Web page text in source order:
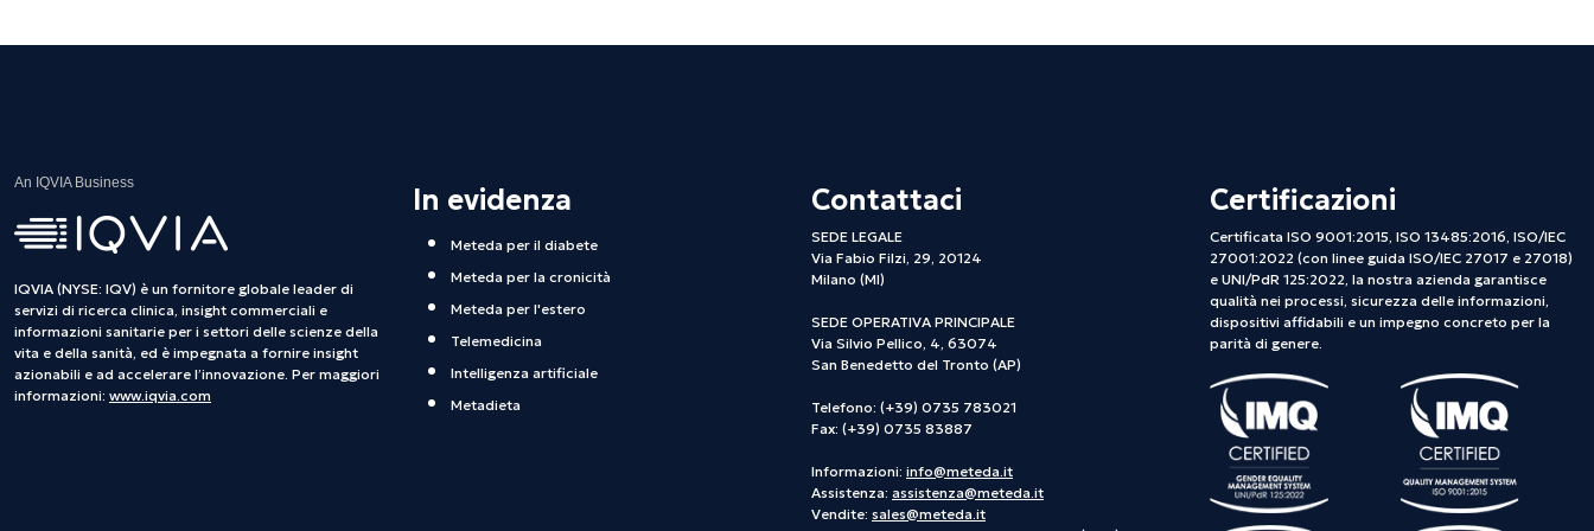
An IQVIA Business
IQVIA (NYSE: IQV) è un fornitore globale leader di
servizi di ricerca clinica, insight commerciali e
informazioni sanitarie per i settori delle scienze della
vita e della sanità, ed è impegnata a fornire insight
azionabili e ad accelerare l’innovazione. Per maggiori
informazioni: www.iqvia.com
In evidenza
Meteda per il diabete
Meteda per la cronicità
Meteda per l'estero
Telemedicina
Intelligenza artificiale
Metadieta
Contattaci
SEDE LEGALE
Via Fabio Filzi, 29, 20124
Milano (MI)
SEDE OPERATIVA PRINCIPALE
Via Silvio Pellico, 4, 63074
San Benedetto del Tronto (AP)
Telefono: (+39) 0735 783021
Fax: (+39) 0735 83887
Informazioni: info@meteda.it
Assistenza: assistenza@meteda.it
Vendite: sales@meteda.it
Certificazioni
Certificata ISO 9001:2015, ISO 13485:2016, ISO/IEC
27001:2022 (con linee guida ISO/IEC 27017 e 27018)
e UNI/PdR 125:2022, la nostra azienda garantisce
qualità nei processi, sicurezza delle informazioni,
dispositivi affidabili e un impegno concreto per la
parità di genere.